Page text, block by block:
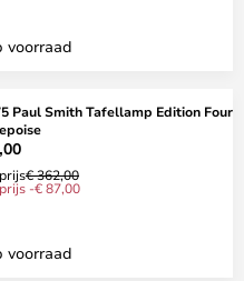
voorraad
Paul Smith Tafellamp Edition Four
€ 362,00
-€ 87,00
voorraad